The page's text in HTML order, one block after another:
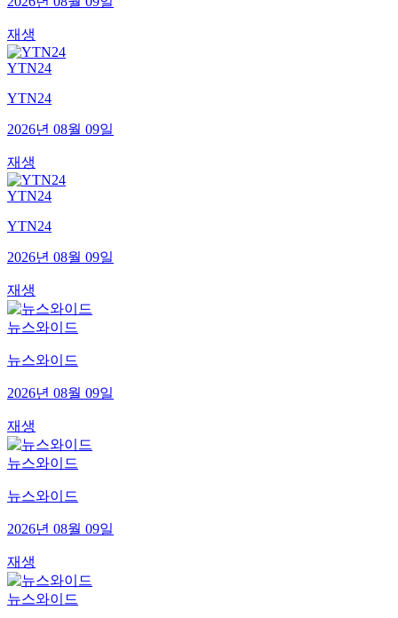
재생
YTN24
YTN24
2026년 08월 09일
재생
YTN24
YTN24
2026년 08월 09일
재생
뉴스와이드
뉴스와이드
2026년 08월 09일
재생
뉴스와이드
뉴스와이드
2026년 08월 09일
재생
뉴스와이드